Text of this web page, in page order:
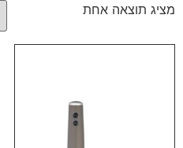
מציג תוצאה אחת